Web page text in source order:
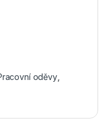
oděvy,